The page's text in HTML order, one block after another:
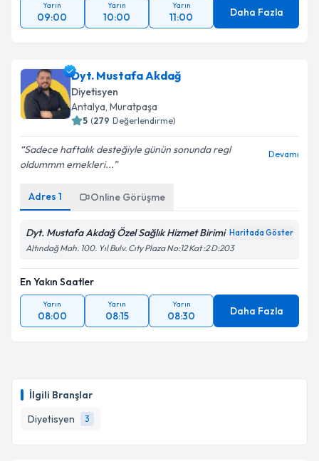
İlgili Branşlar
Diyetisyen
3
Yarın
09:00
Yarın
10:00
Yarın
11:00 Daha Fazla
Dyt. Mustafa Akdağ
Diyetisyen
Antalya, Muratpaşa
5 (279 Değerlendirme)
Sadece haftalık desteğiyle günün sonunda regl
oldummm emekleri...
Devamı
Adres 1 Online Görüşme
Dyt. Mustafa Akdağ Özel Sağlık Hizmet Birimi Haritada Göster
Altındağ Mah. 100. Yıl Bulv. Cıty Plaza No:12 Kat :2 D:203
En Yakın Saatler
Yarın
08:00
Yarın
08:15
Yarın
08:30 Daha Fazla